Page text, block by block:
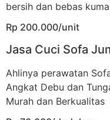
bersih dan bebas
Rp 200.000/unit
Jasa Cuci Sofa
Ahlinya perawatan
Angkat Debu dan
Murah dan Berkualitas